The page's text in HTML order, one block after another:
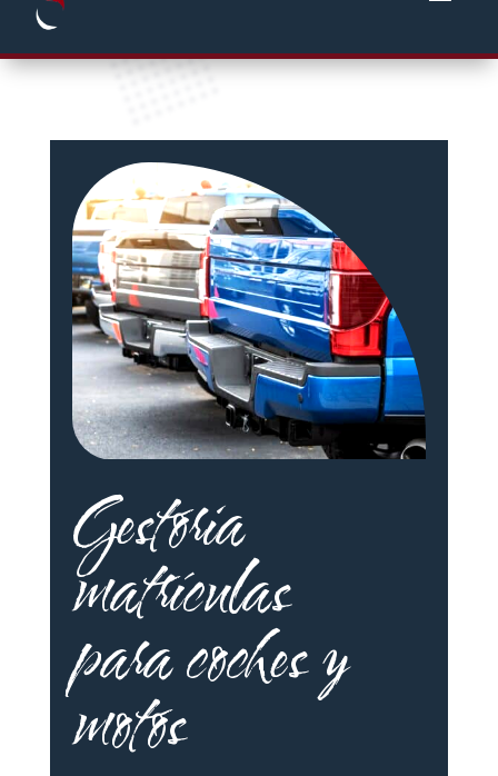
Gestoria
matrículas
para coches y
motos